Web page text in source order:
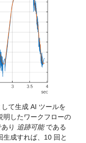
て生成 AI ツールを
明したワークフローの
り 追跡可能 である
生成すれば、10 回と